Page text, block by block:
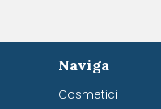
Naviga
Cosmetici